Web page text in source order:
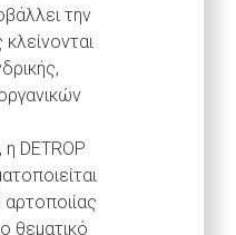
την
DETROP
θεματικό